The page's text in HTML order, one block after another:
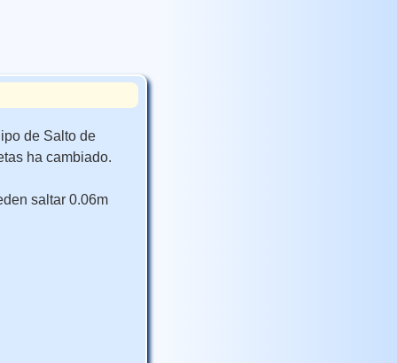
de Salto de
ha cambiado.
saltar 0.06m